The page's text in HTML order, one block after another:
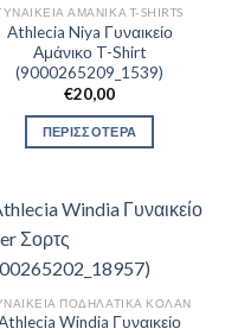
ΑΜΆΝΙΚΑ T-SHIRTS
Athlecia Niya Γυναικείο
Αμάνικο T-Shirt
(9000265209_1539)
€20,00
ΠΕΡΙΣΣΟΤΕΡΑ
ΠΟΔΗΛΑΤΙΚΆ ΚΟΛΆΝ
Windia Γυναικείο